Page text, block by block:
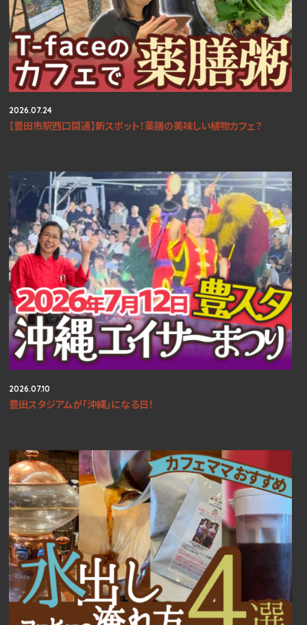
2026.07.24
【豊田市駅西口開通】新スポット！薬膳の美味しい植物カフェ？
2026.07.10
豊田スタジアムが「沖縄」になる日！